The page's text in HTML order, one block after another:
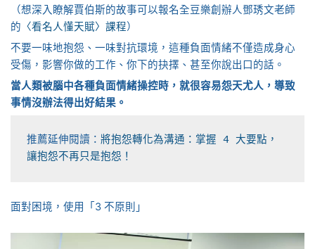
（想深入瞭解賈伯斯的故事可以報名全豆樂創辦人鄧琇文老師
的 〈看名人懂天賦〉課程）
不要一味地抱怨、一味對抗環境，這種負面情緒不僅造成身心
受傷，影響你做的工作、你下的抉擇、甚至你說出口的話。
當人類被腦中各種負面情緒操控時，就很容易怨天尤人，導致
事情沒辦法得出好結果。
推薦延伸閱讀：將抱怨轉化為溝通：掌握 4 大要點，
讓抱怨不再只是抱怨！
面對困境，使用「3 不原則」